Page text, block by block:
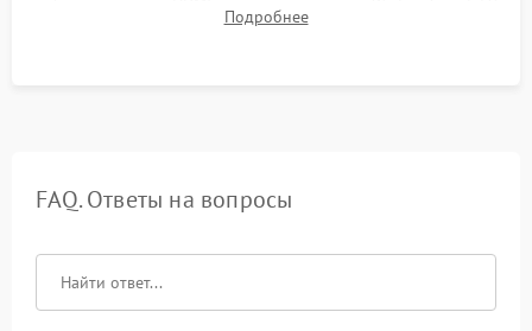
в рабочем режиме в течение нескольких часов.
Подробнее
FAQ. Ответы на вопросы